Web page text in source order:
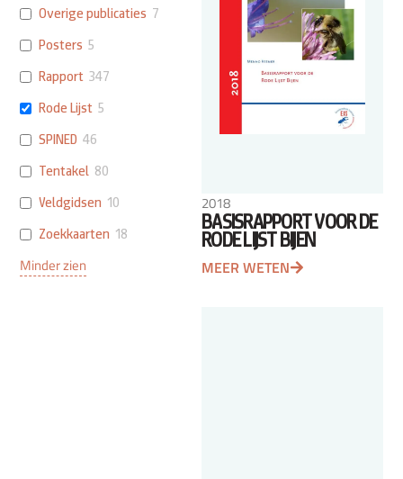
Overige publicaties 7
Posters 5
Rapport 347
Rode Lijst 5
SPINED 46
Tentakel 80
Veldgidsen 10
Zoekkaarten 18
Minder zien
2018
BASISRAPPORT VOOR DE
RODE LIJST BIJEN
MEER WETEN